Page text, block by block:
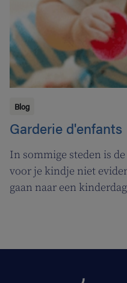
Blog
Garderie d'enfants
In sommige steden is
voor je kindje niet
gaan naar een